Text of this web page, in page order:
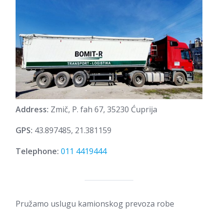
Address Zmič, P. fah 67, 35230 Ćuprija
GPS 43.897485, 21.381159
Telephone 011 4419444
Pružamo uslugu kamionskog prevoza robe